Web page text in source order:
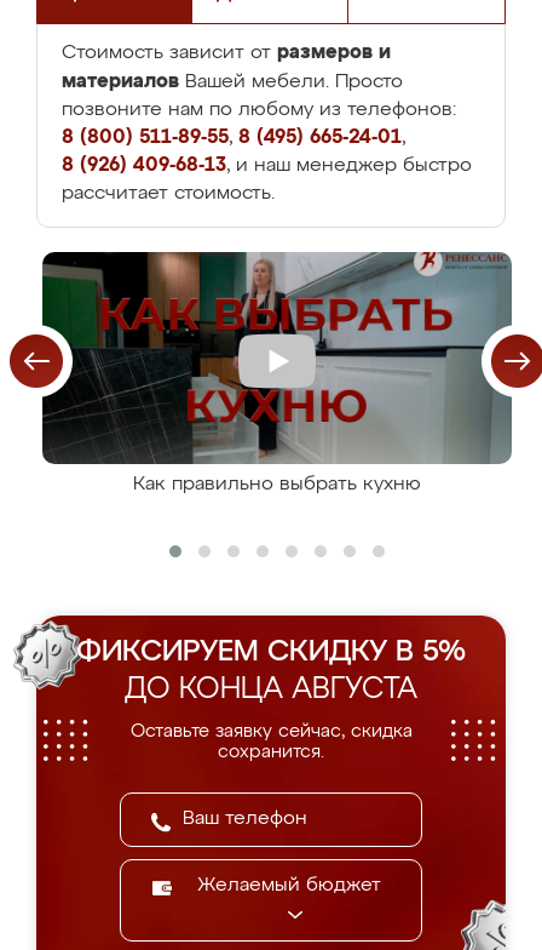
Стоимость зависит от размеров и
материалов Вашей мебели. Просто
позвоните нам по любому из телефонов:
8 (800) 511-89-55, 8 (495) 665-24-01,
8 (926) 409-68-13, и наш менеджер быстро
рассчитает стоимость.
Как правильно выбрать кухню
ФИКСИРУЕМ СКИДКУ В 5%
ДО КОНЦА АВГУСТА
Оставьте заявку сейчас, скидка
сохранится.
Желаемый бюджет